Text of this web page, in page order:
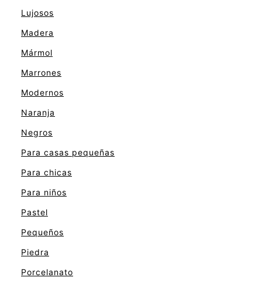
Lujosos
Madera
Mármol
Marrones
Modernos
Naranja
Negros
Para casas pequeñas
Para chicas
Para niños
Pastel
Pequeños
Piedra
Porcelanato